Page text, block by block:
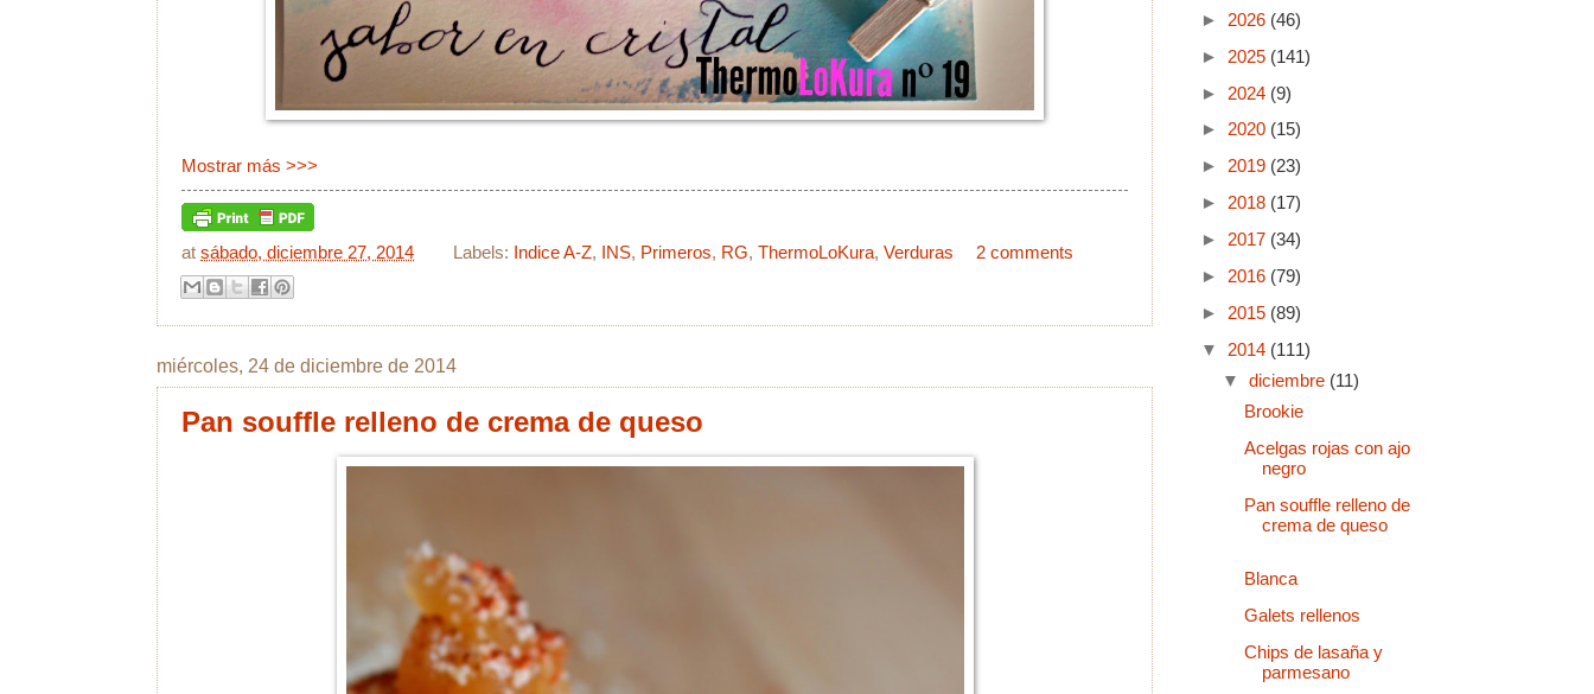
Mostrar más >>>
at sábado, diciembre 27, 2014 Labels: Indice A-Z, INS, Primeros, RG,ThermoLoKura,Verduras 2 comments
miércoles, 24 de diciembre de 2014
Pan souffle relleno de crema de queso
► 2026 (46)
► 2025 (141)
► 2024 (9)
► 2020 (15)
► 2019 (23)
► 2018 (17)
► 2017 (34)
► 2016 (79)
► 2015 (89)
▼ 2014 (111)
▼ diciembre (11)
Brookie
Acelgas rojas con ajo
negro
Pan souffle relleno de
crema de queso
Blanca
Galets rellenos
Chips de lasaña y
parmesano